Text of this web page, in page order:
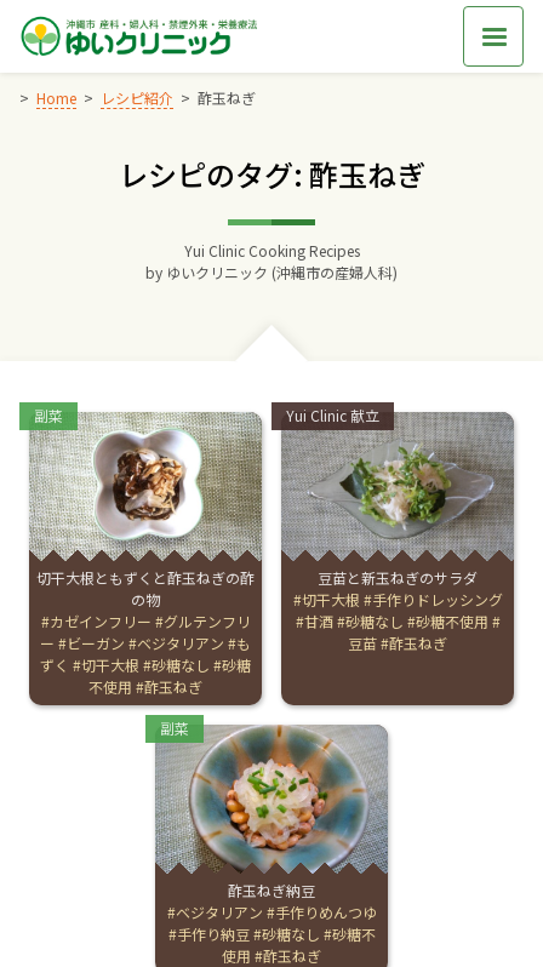
Skip
content
Home レシピ紹介 酢玉ねぎ
レシピのタグ: 酢玉ねぎ
Yui Clinic Cooking Recipes
by ゆいクリニック (沖縄市の産婦人科)
Categories:
副菜
切干大根ともずくと酢玉ねぎの酢
の物
Tags:
カゼインフリー
グルテンフリ
ー
ビーガン ベジタリアン
も
ずく
切干大根 砂糖なし
砂糖
不使用
酢玉ねぎ
Categories:
Yui Clinic 献立
豆苗と新玉ねぎのサラダ
Tags:
切干大根
手作りドレッシング
甘酒 砂糖なし
砂糖不使用
豆苗 酢玉ねぎ
Categories:
副菜
酢玉ねぎ納豆
Tags:
ベジタリアン
手作りめんつゆ
手作り納豆 砂糖なし
砂糖不
使用
酢玉ねぎ
Home
交通アクセス
診療料金
妊婦健診
お産について
親と子の結びつき支援
母乳育児
予防接種
その他の診療内容
‘さんルーム’ でさまざまな講座・クラス